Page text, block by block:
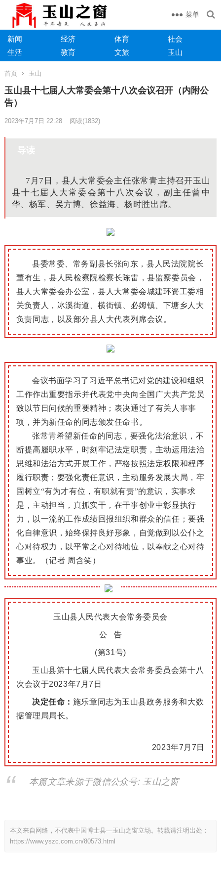
菜单
新闻 经济 体育
社会
生活
教育 文旅 玉山
首页 玉山
玉山县十七届人大常委会第十八次会议召开（内附公
告）
2023年7月7日 22:28 阅读(1832)
导读
7 月 7 日， 县人大常委会主任张常青主持召开玉山
县十七届人大常委会第十 八 次会议 ，副主任曾中
华、杨军、吴方博、徐益海、杨时胜出席。
县委常委、常务副县长张向东，县人民法院院长
董有生，县人民检察院检察长陈雷，县监察委员会，
县人大常委会办公室，县人大常委会城建环资工委相
关负责人，冰溪街道、横街镇、必姆镇、下塘乡人大
负责同志，以及部分县人大代表列席会议。
会议书面学习了习近平总书记对党的建设和组织
工作作出重要指示并代表党中央向全国广大共产党员
致以节日问候的重要精神； 表决通过了有关人事事
项 ，并为新任命的同志颁发任命书。
张常青希望新任命的同志 ， 要强化法治意识，不
断提高履职水平，时刻牢记法定职责，主动运用法治
思维和法治方式开展工作，严格按照法定权限和程序
履行职责； 要强化责任意识， 主动服务发展大局，牢
固树立“有为才有位，有职就有责”的意识， 实事求
是，主动担当，真抓实干，在干事创业中彰显执行
力， 以一流的工作成绩回报组织和群众的信任；要强
化自律意识，始终保持良好形象，自觉做到以公仆之
心对待权力，以平常之心对待地位，以奉献之心对待
事业。（记者 周含笑）
玉山县人民代表大会常务委员会
公 告
(第31号)
玉山县第十七届人民代表大会常务委员会第十八
次会议于2023年7月7日
决定任命： 施乐章同志为玉山县政务服务和大数
据管理局局长。
2023年7月7日
本篇文章来源于微信公众号: 玉山之窗
本文来自网络，不代表中国博士县—玉山之窗立场。转载请注明出处：
https://www.yszc.com.cn/80573.html